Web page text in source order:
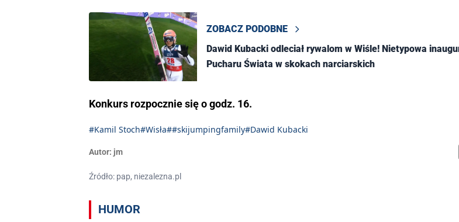
ZOBACZ PODOBNE
Dawid Kubacki odleciał rywalom w Wiśle! Nietypowa
Pucharu Świata w skokach narciarskich
Konkurs rozpocznie się o godz. 16.
#Kamil Stoch#Wisła##skijumpingfamily#Dawid Kubacki
Autor: jm
Źródło: pap, niezalezna.pl
HUMOR